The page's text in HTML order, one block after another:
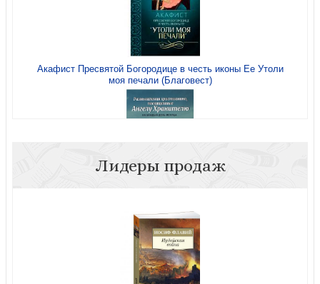
Акафист Пресвятой Богородице в честь иконы Ее Утоли
моя печали (Благовест)
Размышления христианина, посвященные Ангелу
Хранителю на каждый день месяца
Лидеры продаж